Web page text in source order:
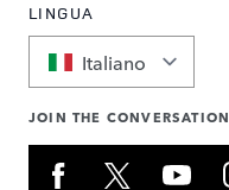
LINGUA
Italiano
JOIN THE CONVERSATION